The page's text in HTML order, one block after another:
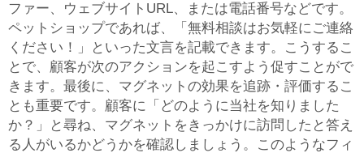
ファー、ウェブサイトURL、または電話番号などです。
ペットショップであれば、「無料相談はお気軽にご連絡
ください！」といった文言を記載できます。こうするこ
とで、顧客が次のアクションを起こすよう促すことがで
きます。最後に、マグネットの効果を追跡・評価するこ
とも重要です。顧客に「どのように当社を知りました
か？」と尋ね、マグネットをきっかけに訪問したと答え
る人がいるかどうかを確認しましょう。このようなフィ